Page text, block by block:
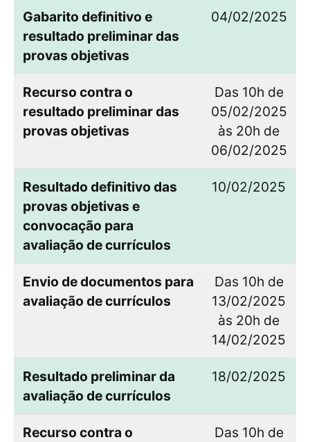
Gabarito definitivo e
resultado preliminar das
provas objetivas
04/02/2025
Recurso contra o
resultado preliminar das
provas objetivas
Das 10h de
05/02/2025
às 20h de
06/02/2025
Resultado definitivo das
provas objetivas e
convocação para
avaliação de currículos
10/02/2025
Envio de documentos para
avaliação de currículos
Das 10h de
13/02/2025
às 20h de
14/02/2025
Resultado preliminar da
avaliação de currículos
18/02/2025
Recurso contra o Das 10h de